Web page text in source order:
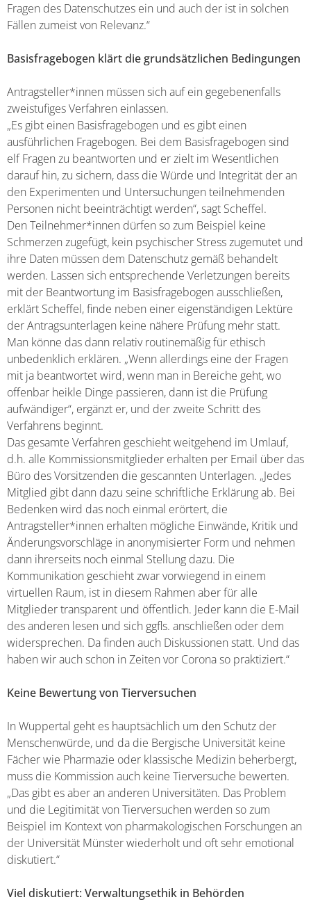
Fragen des Datenschutzes ein und auch der ist in solchen
Fällen zumeist von Relevanz.“
Basisfragebogen klärt die grundsätzlichen Bedingungen
Antragsteller*innen müssen sich auf ein gegebenenfalls
zweistufiges Verfahren einlassen.
„Es gibt einen Basisfragebogen und es gibt einen
ausführlichen Fragebogen. Bei dem Basisfragebogen sind
elf Fragen zu beantworten und er zielt im Wesentlichen
darauf hin, zu sichern, dass die Würde und Integrität der an
den Experimenten und Untersuchungen teilnehmenden
Personen nicht beeinträchtigt werden“, sagt Scheffel.
Den Teilnehmer*innen dürfen so zum Beispiel keine
Schmerzen zugefügt, kein psychischer Stress zugemutet und
ihre Daten müssen dem Datenschutz gemäß behandelt
werden. Lassen sich entsprechende Verletzungen bereits
mit der Beantwortung im Basisfragebogen ausschließen,
erklärt Scheffel, finde neben einer eigenständigen Lektüre
der Antragsunterlagen keine nähere Prüfung mehr statt.
Man könne das dann relativ routinemäßig für ethisch
unbedenklich erklären. „Wenn allerdings eine der Fragen
mit ja beantwortet wird, wenn man in Bereiche geht, wo
offenbar heikle Dinge passieren, dann ist die Prüfung
aufwändiger“, ergänzt er, und der zweite Schritt des
Verfahrens beginnt.
Das gesamte Verfahren geschieht weitgehend im Umlauf,
d.h. alle Kommissionsmitglieder erhalten per Email über das
Büro des Vorsitzenden die gescannten Unterlagen. „Jedes
Mitglied gibt dann dazu seine schriftliche Erklärung ab. Bei
Bedenken wird das noch einmal erörtert, die
Antragsteller*innen erhalten mögliche Einwände, Kritik und
Änderungsvorschläge in anonymisierter Form und nehmen
dann ihrerseits noch einmal Stellung dazu. Die
Kommunikation geschieht zwar vorwiegend in einem
virtuellen Raum, ist in diesem Rahmen aber für alle
Mitglieder transparent und öffentlich. Jeder kann die E-Mail
des anderen lesen und sich ggfls. anschließen oder dem
widersprechen. Da finden auch Diskussionen statt. Und das
haben wir auch schon in Zeiten vor Corona so praktiziert.“
Keine Bewertung von Tierversuchen
In Wuppertal geht es hauptsächlich um den Schutz der
Menschenwürde, und da die Bergische Universität keine
Fächer wie Pharmazie oder klassische Medizin beherbergt,
muss die Kommission auch keine Tierversuche bewerten.
„Das gibt es aber an anderen Universitäten. Das Problem
und die Legitimität von Tierversuchen werden so zum
Beispiel im Kontext von pharmakologischen Forschungen an
der Universität Münster wiederholt und oft sehr emotional
diskutiert.“
Viel diskutiert: Verwaltungsethik in Behörden